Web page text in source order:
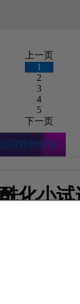
上一页
1
2
3
4
5
下一页
续评价装置
化小